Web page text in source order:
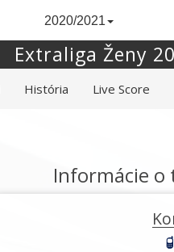
2020/2021
Extraliga Ženy
História Live Score
Informácie o